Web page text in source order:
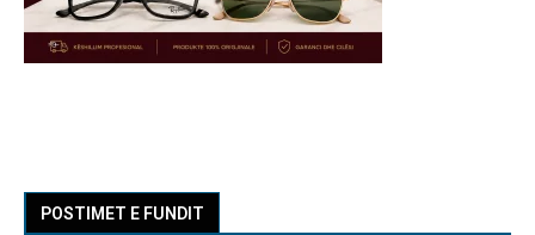
POSTIMET E FUNDIT